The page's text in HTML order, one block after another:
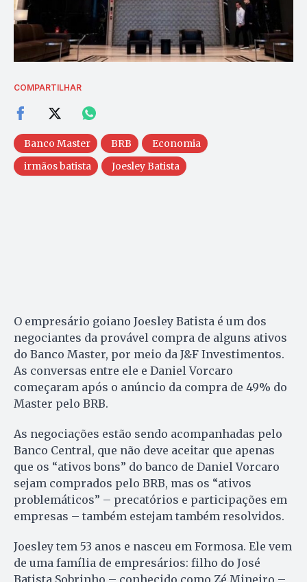
COMPARTILHAR
Banco Master BRB
Economia
irmãos batista
Joesley Batista
O empresário goiano Joesley Batista é um dos
negociantes da provável compra de alguns ativos
do Banco Master, por meio da J&F Investimentos.
As conversas entre ele e Daniel Vorcaro
começaram após o anúncio da compra de 49% do
Master pelo BRB.
As negociações estão sendo acompanhadas pelo
Banco Central, que não deve aceitar que apenas
que os “ativos bons” do banco de Daniel Vorcaro
sejam comprados pelo BRB, mas os “ativos
problemáticos” – precatórios e participações em
empresas – também estejam também resolvidos.
Joesley tem 53 anos e nasceu em Formosa. Ele vem
de uma família de empresários: filho do José